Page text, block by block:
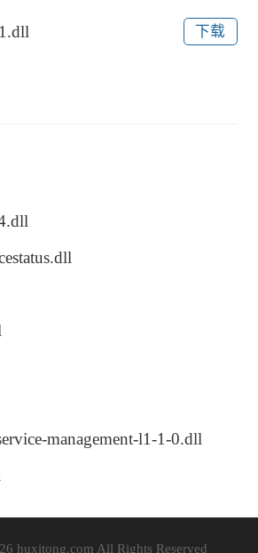
下载
management-l1-1-0.dll
huxitong.com All Rights Reserved